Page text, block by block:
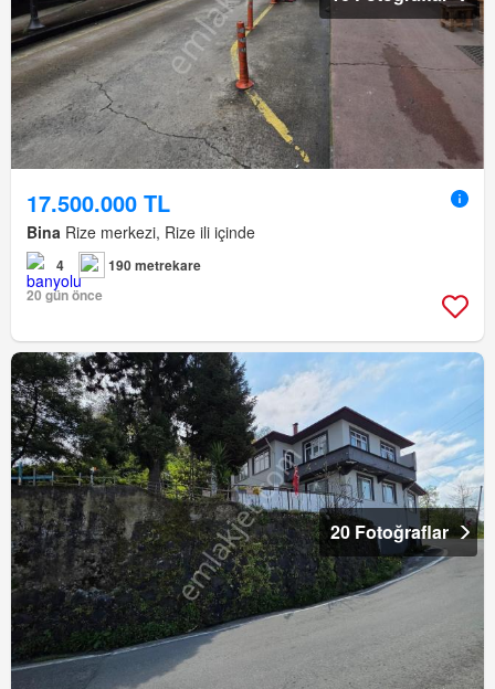
17.500.000 TL
Bina Rize merkezi, Rize ili içinde
4
190 metrekare
20 gün önce
20 Fotoğraflar